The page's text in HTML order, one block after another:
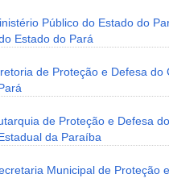
Público do Estado do
Estado do Pará
de Proteção e Defesa do
de Proteção e Defesa
da Paraíba
Municipal de Proteção